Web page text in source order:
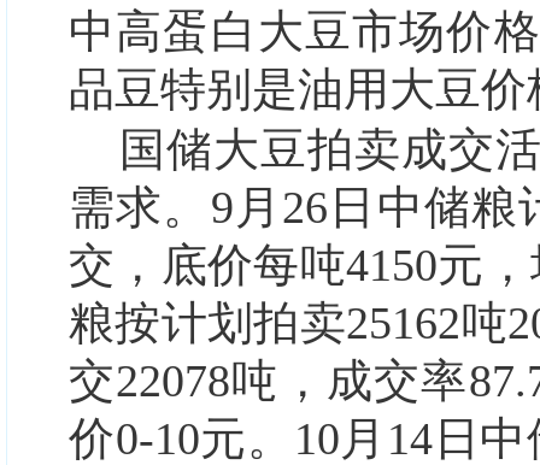
中高蛋白大豆市场价
品豆特别是油用大豆
国储大豆拍卖成交
需求。9月26日中储粮
交，底价每吨4150元
粮按计划拍卖25162吨
交22078吨，成交率
价0-10元。10月14日